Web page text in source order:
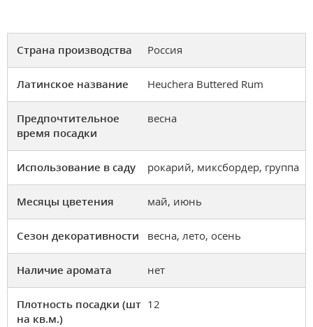
Страна производства Россия
Латинское название Heuchera Buttered Rum
Предпочтительное
время посадки
весна
Использование в саду рокарий, миксбордер, группа
Месяцы цветения май, июнь
Сезон декоративности весна, лето, осень
Наличие аромата нет
Плотность посадки (шт
на кв.м.)
12